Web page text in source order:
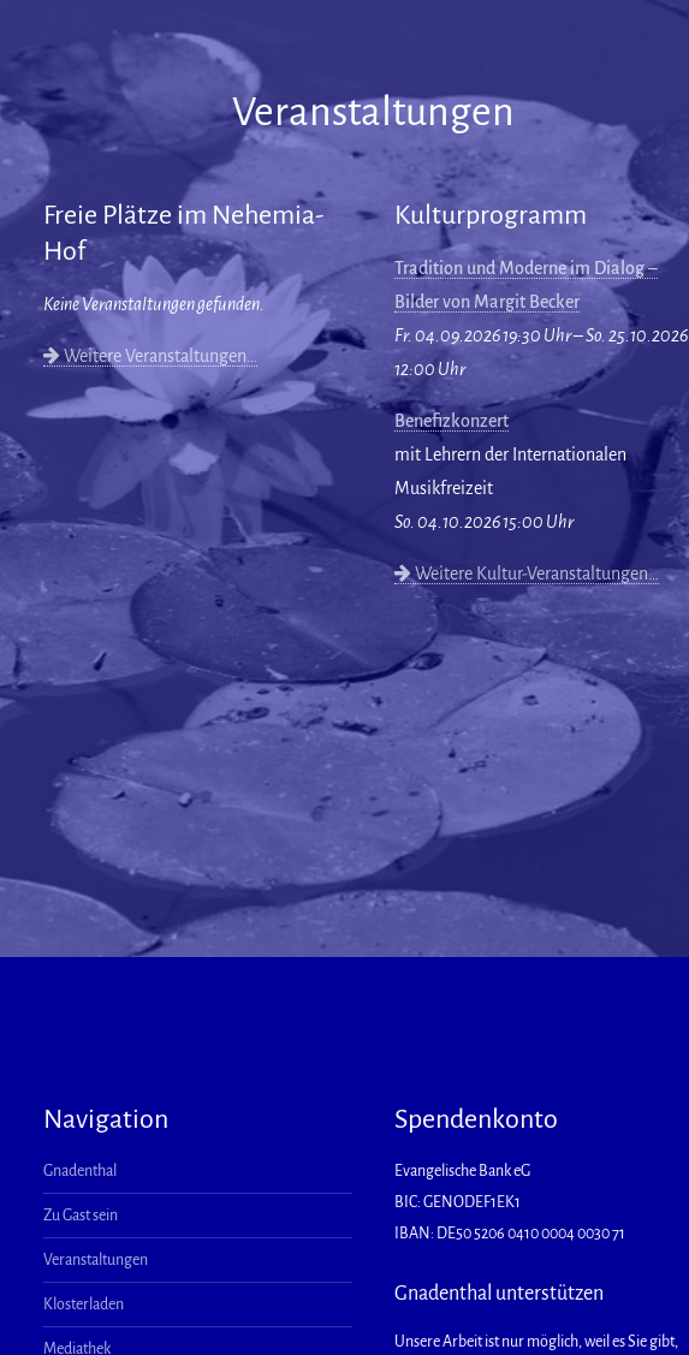
Veranstaltungen
Freie Plätze im Nehemia-
Hof
Keine Veranstaltungen gefunden.
Weitere Veranstaltungen…
Kulturprogramm
Tradition und Moderne im Dialog –
Bilder von Margit Becker
Fr. 04.09.2026 19:30 Uhr – So. 25.10.2026
12:00 Uhr
Benefizkonzert
mit Lehrern der Internationalen
Musikfreizeit
So. 04.10.2026 15:00 Uhr
Weitere Kultur-Veranstaltungen…
Navigation
Gnadenthal
Zu Gast sein
Veranstaltungen
Klosterladen
Mediathek
Spendenkonto
Evangelische Bank eG
BIC: GENODEF1EK1
IBAN: DE50 5206 0410 0004 0030 71
Gnadenthal unterstützen
Unsere Arbeit ist nur möglich, weil es Sie gibt,